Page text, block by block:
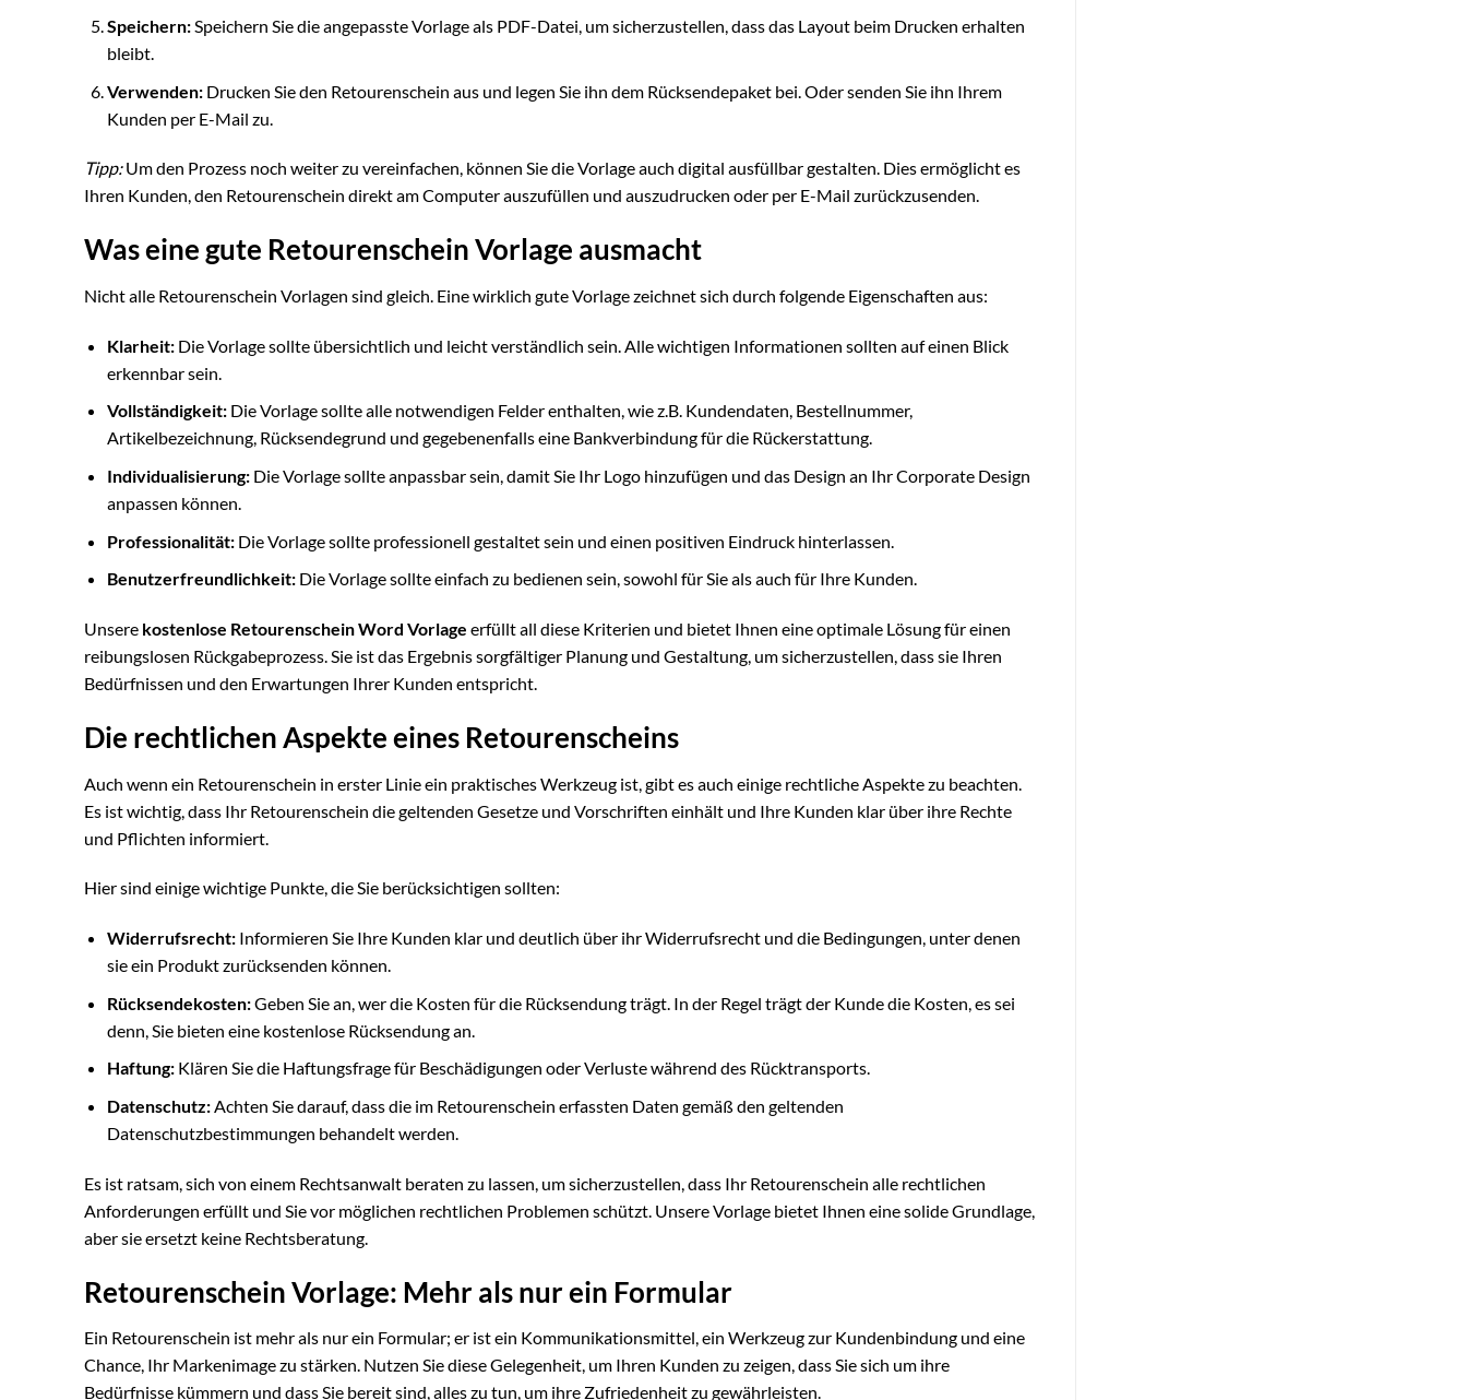
Speichern:Speichern Sie die angepasste Vorlage als PDF-Datei, um sicherzustellen, dass das Layout beim Drucken erhalten
bleibt.
Verwenden:Drucken Sie den Retourenschein aus und legen Sie ihn dem Rücksendepaket bei. Oder senden Sie ihn Ihrem
Kunden per E-Mail zu.
Tipp:Um den Prozess noch weiter zu vereinfachen, können Sie die Vorlage auch digital ausfüllbar gestalten. Dies ermöglicht es
Ihren Kunden, den Retourenschein direkt am Computer auszufüllen und auszudrucken oder per E-Mail zurückzusenden.
Was eine gute Retourenschein Vorlage ausmacht
Nicht alle Retourenschein Vorlagen sind gleich. Eine wirklich gute Vorlage zeichnet sich durch folgende Eigenschaften aus:
Klarheit:Die Vorlage sollte übersichtlich und leicht verständlich sein. Alle wichtigen Informationen sollten auf einen Blick
erkennbar sein.
Vollständigkeit:Die Vorlage sollte alle notwendigen Felder enthalten, wie z.B. Kundendaten, Bestellnummer,
Artikelbezeichnung, Rücksendegrund und gegebenenfalls eine Bankverbindung für die Rückerstattung.
Individualisierung:Die Vorlage sollte anpassbar sein, damit Sie Ihr Logo hinzufügen und das Design an Ihr Corporate Design
anpassen können.
Professionalität:Die Vorlage sollte professionell gestaltet sein und einen positiven Eindruck hinterlassen.
Benutzerfreundlichkeit:Die Vorlage sollte einfach zu bedienen sein, sowohl für Sie als auch für Ihre Kunden.
Unsere kostenlose Retourenschein Word Vorlage erfüllt all diese Kriterien und bietet Ihnen eine optimale Lösung für einen
reibungslosen Rückgabeprozess. Sie ist das Ergebnis sorgfältiger Planung und Gestaltung, um sicherzustellen, dass sie Ihren
Bedürfnissen und den Erwartungen Ihrer Kunden entspricht.
Die rechtlichen Aspekte eines Retourenscheins
Auch wenn ein Retourenschein in erster Linie ein praktisches Werkzeug ist, gibt es auch einige rechtliche Aspekte zu beachten.
Es ist wichtig, dass Ihr Retourenschein die geltenden Gesetze und Vorschriften einhält und Ihre Kunden klar über ihre Rechte
und Pflichten informiert.
Hier sind einige wichtige Punkte, die Sie berücksichtigen sollten:
Widerrufsrecht:Informieren Sie Ihre Kunden klar und deutlich über ihr Widerrufsrecht und die Bedingungen, unter denen
sie ein Produkt zurücksenden können.
Rücksendekosten:Geben Sie an, wer die Kosten für die Rücksendung trägt. In der Regel trägt der Kunde die Kosten, es sei
denn, Sie bieten eine kostenlose Rücksendung an.
Haftung:Klären Sie die Haftungsfrage für Beschädigungen oder Verluste während des Rücktransports.
Datenschutz:Achten Sie darauf, dass die im Retourenschein erfassten Daten gemäß den geltenden
Datenschutzbestimmungen behandelt werden.
Es ist ratsam, sich von einem Rechtsanwalt beraten zu lassen, um sicherzustellen, dass Ihr Retourenschein alle rechtlichen
Anforderungen erfüllt und Sie vor möglichen rechtlichen Problemen schützt. Unsere Vorlage bietet Ihnen eine solide Grundlage,
aber sie ersetzt keine Rechtsberatung.
Retourenschein Vorlage: Mehr als nur ein Formular
Ein Retourenschein ist mehr als nur ein Formular; er ist ein Kommunikationsmittel, ein Werkzeug zur Kundenbindung und eine
Chance, Ihr Markenimage zu stärken. Nutzen Sie diese Gelegenheit, um Ihren Kunden zu zeigen, dass Sie sich um ihre
Bedürfnisse kümmern und dass Sie bereit sind, alles zu tun, um ihre Zufriedenheit zu gewährleisten.